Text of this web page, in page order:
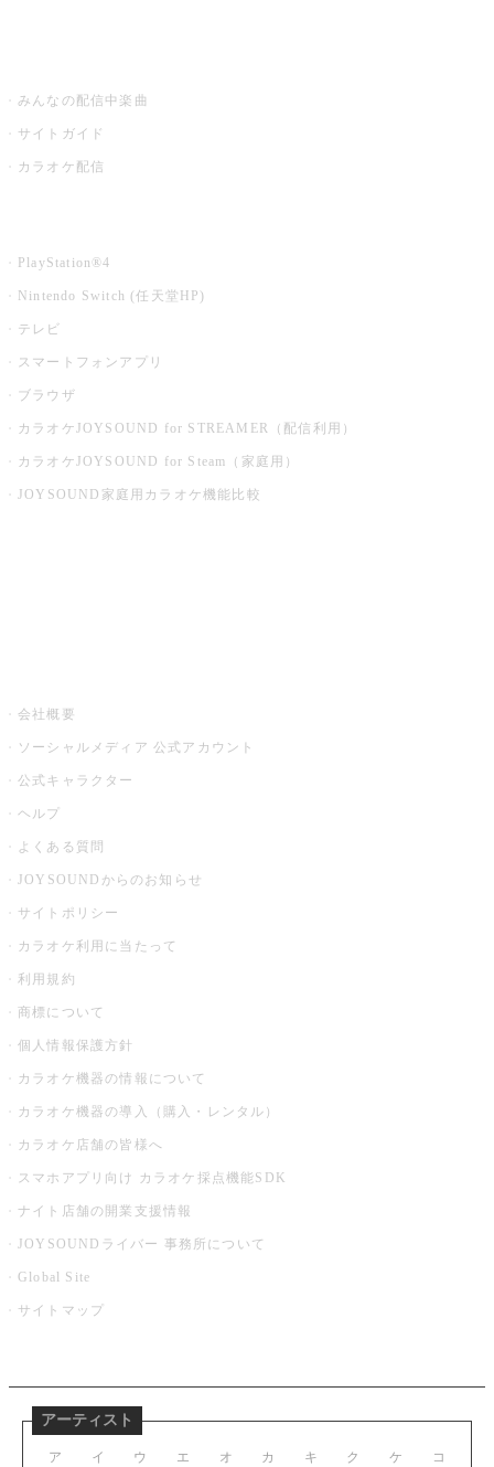
みんなの配信中楽曲
サイトガイド
カラオケ配信
PlayStation®4
Nintendo Switch (任天堂HP)
テレビ
スマートフォンアプリ
ブラウザ
カラオケJOYSOUND for STREAMER（配信利用）
カラオケJOYSOUND for Steam（家庭用）
JOYSOUND家庭用カラオケ機能比較
会社概要
ソーシャルメディア 公式アカウント
公式キャラクター
ヘルプ
よくある質問
JOYSOUNDからのお知らせ
サイトポリシー
カラオケ利用に当たって
利用規約
商標について
個人情報保護方針
カラオケ機器の情報について
カラオケ機器の導入（購入・レンタル）
カラオケ店舗の皆様へ
スマホアプリ向け カラオケ採点機能SDK
ナイト店舗の開業支援情報
JOYSOUNDライバー 事務所について
Global Site
サイトマップ
アーティスト
ア イ ウ エ オ カ キ ク ケ コ